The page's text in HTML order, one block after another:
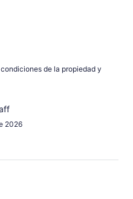
de la propiedad y
2026